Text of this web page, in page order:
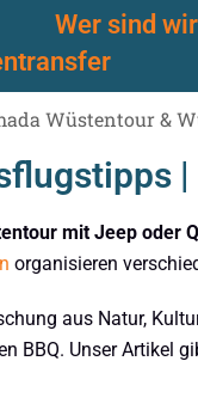
Wer sind wir
Wüstentour &
|
mit Jeep oder
organisieren
aus Natur,
BBQ. Unser Artikel